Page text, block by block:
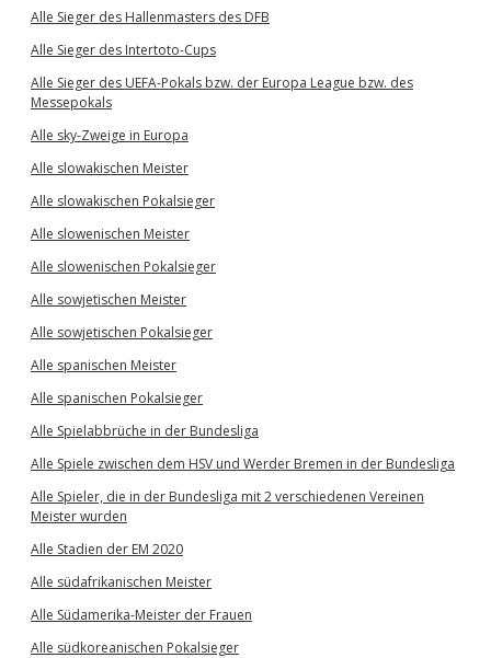
Alle Sieger des Hallenmasters des DFB
Alle Sieger des Intertoto-Cups
Alle Sieger des UEFA-Pokals bzw. der Europa League bzw. des
Messepokals
Alle sky-Zweige in Europa
Alle slowakischen Meister
Alle slowakischen Pokalsieger
Alle slowenischen Meister
Alle slowenischen Pokalsieger
Alle sowjetischen Meister
Alle sowjetischen Pokalsieger
Alle spanischen Meister
Alle spanischen Pokalsieger
Alle Spielabbrüche in der Bundesliga
Alle Spiele zwischen dem HSV und Werder Bremen in der Bundesliga
Alle Spieler, die in der Bundesliga mit 2 verschiedenen Vereinen
Meister wurden
Alle Stadien der EM 2020
Alle südafrikanischen Meister
Alle Südamerika-Meister der Frauen
Alle südkoreanischen Pokalsieger